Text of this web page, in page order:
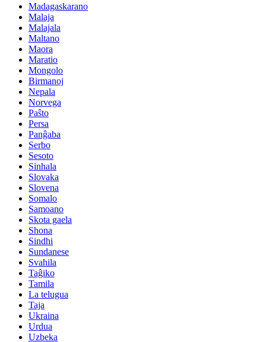
Madagaskarano
Malaja
Malajala
Maltano
Maora
Maratio
Mongolo
Birmanoj
Nepala
Norvega
Paŝto
Persa
Panĝaba
Serbo
Sesoto
Sinhala
Slovaka
Slovena
Somalo
Samoano
Skota gaela
Shona
Sindhi
Sundanese
Svahila
Taĝiko
Tamila
La telugua
Taja
Ukraina
Urdua
Uzbeka